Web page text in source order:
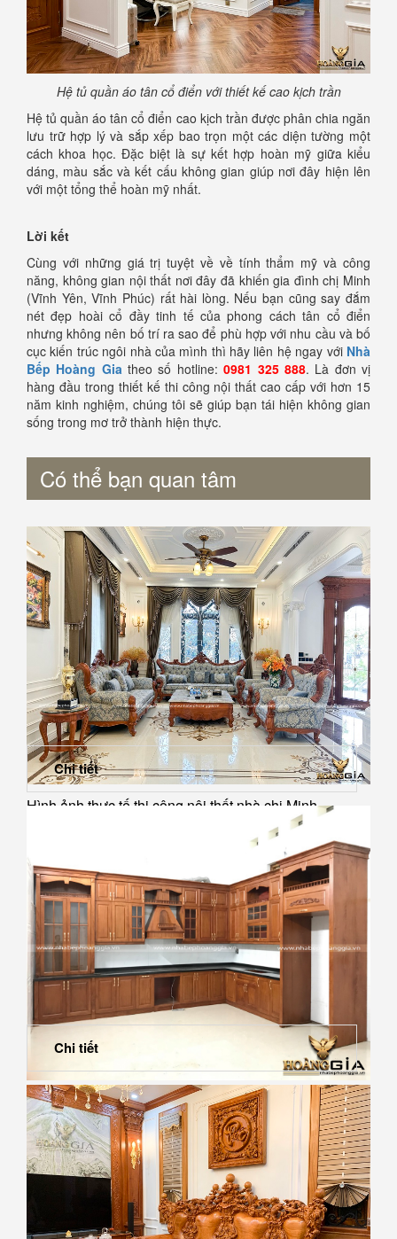
Hệ tủ quần áo tân cổ điển với thiết kế cao kịch trần
Hệ tủ quần áo tân cổ điển cao kịch trần được phân chia ngăn
lưu trữ hợp lý và sắp xếp bao trọn một các diện tường một
cách khoa học. Đặc biệt là sự kết hợp hoàn mỹ giữa kiểu
dáng, màu sắc và kết cấu không gian giúp nơi đây hiện lên
với một tổng thể hoàn mỹ nhất.
Lời kết
Cùng với những giá trị tuyệt về về tính thẩm mỹ và công
năng, không gian nội thất nơi đây đã khiến gia đình chị Minh
(Vĩnh Yên, Vĩnh Phúc) rất hài lòng. Nếu bạn cũng say đắm
nét đẹp hoài cổ đầy tinh tế của phong cách tân cổ điển
nhưng không nên bố trí ra sao để phù hợp với nhu cầu và bố
cục kiến trúc ngôi nhà của mình thì hãy liên hệ ngay với Nhà
Bếp Hoàng Gia theo số hotline:0981 325 888. Là đơn vị
hàng đầu trong thiết kế thi công nội thất cao cấp với hơn 15
năm kinh nghiệm, chúng tôi sẽ giúp bạn tái hiện không gian
sống trong mơ trở thành hiện thực.
Có thể bạn quan tâm
Hình ảnh thực tế thi công nội thất nhà chị Minh
Chi tiết
Hình ảnh thực tế thi công tủ bếp nhà cô Hoa –...
Chi tiết